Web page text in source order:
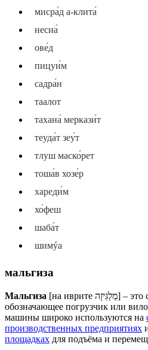
мисра́д а-клита́
несиа́
ове́д
пицуи́м
садра́н
таалот
тахана́ меркази́т
теуда́т зеу́т
тлуш маско́рет
тоша́в хозе́р
хареди́м
хо́феш
шаба́т
шимýа
мальгиза
Мальгиза [на иврите מַלְגִּיזָה] – это слово на иврите,
обозначающее погрузчик или
машины широко используются на
производственных предприятиях
площадках для подъёма и